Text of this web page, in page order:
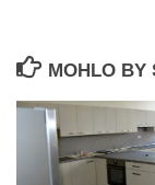
MOHLO BY